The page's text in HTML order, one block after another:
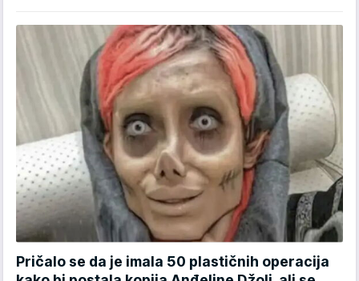
Pričalo se da je imala 50 plastičnih operacija